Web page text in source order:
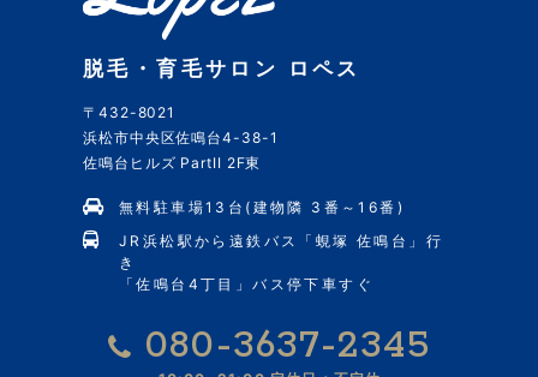
脱毛・育毛サロン ロペス
〒432-8021
浜松市中央区佐鳴台4-38-1
佐鳴台ヒルズ PartII 2F東
無料駐車場13台(建物隣 3番～16番)
JR浜松駅から遠鉄バス「蜆塚 佐鳴台」行
き
「佐鳴台4丁目」バス停下車すぐ
080-3637-2345